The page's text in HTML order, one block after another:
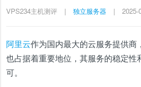
VPS234主机测评 | 独立服务器 | 2025-
阿里云作为国内最大的云服务提供商
也占据着重要地位，其服务的稳定性
可。